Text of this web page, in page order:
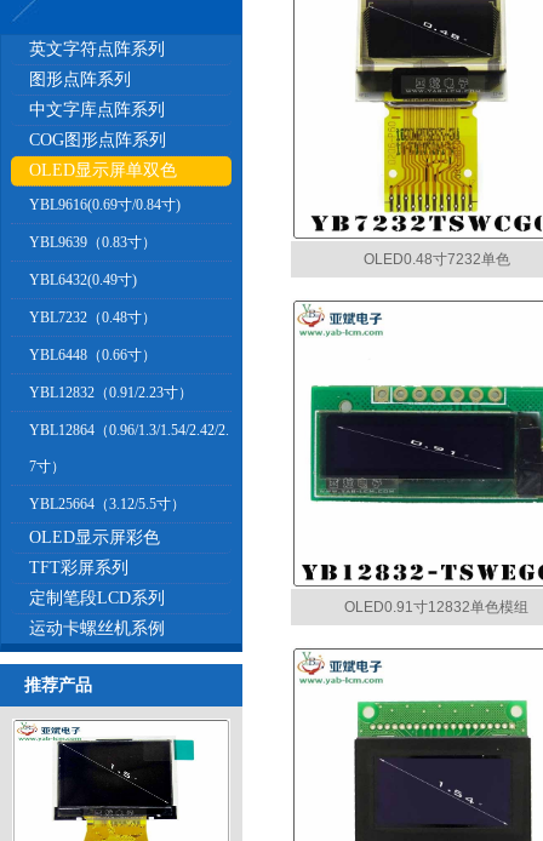
英文字符点阵系列
图形点阵系列
中文字库点阵系列
COG图形点阵系列
OLED显示屏单双色
YBL9616(0.69寸/0.84寸)
YBL9639（0.83寸）
YBL6432(0.49寸)
YBL7232（0.48寸）
YBL6448（0.66寸）
YBL12832（0.91/2.23寸）
YBL12864（0.96/1.3/1.54/2.42/2.
7寸）
YBL25664（3.12/5.5寸）
OLED显示屏彩色
TFT彩屏系列
定制笔段LCD系列
运动卡螺丝机系例
推荐产品
OLED0.48寸7232单色
OLED0.91寸12832单色模组